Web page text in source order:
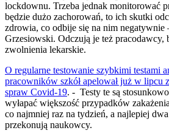
lockdownu. Trzeba jednak monitorować
będzie dużo zachorowań, to ich skutki
zdrowia, co odbije się na nim negatywnie
Grzesiowski. Odczują je też pracodawcy,
zwolnienia lekarskie.
O regularne testowanie szybkimi testami
pracowników szkół apelował już w lipcu
spraw Covid-19. - Testy te są
wyłapać większość przypadków
co najmniej raz na tydzień, a najlepiej
przekonują naukowcy.